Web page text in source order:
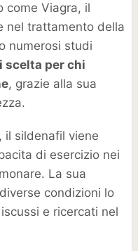
come Viagra, il
nel trattamento della
numerosi studi
scelta per chi
, grazie alla sua
il sildenafil viene
di esercizio nei
La sua
condizioni lo
e ricercati nel